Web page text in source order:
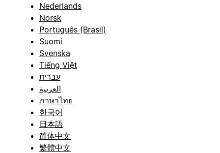
Nederlands
Norsk
Português (Brasil)
Suomi
Svenska
Tiếng Việt
עברית
العربية
ภาษาไทย
한국어
日本語
简体中文
繁體中文